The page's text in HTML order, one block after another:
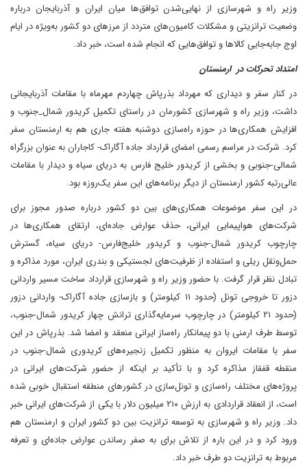
وزیر راه و شهرسازی از نهایی‌شدن توافق‌ها میان ایران و آذربایجان درباره
وضعیت ترانزیتی و مشکلات کامیون‌های متردد از مرزهای دو کشور به‌ویژه در ایام
اوج جابه‌جایی کالاها و توافق‌هایی که انجام شده است، خبر داد.
امتداد تحرکات در ارمنستان
در کنار سفر و دیداری که مهرداد بذرپاش چهاردم مهرماه با مقامات آذربایجانی
داشت، وزیر راه و شهرسازی کشورمان در راستای تکمیل کریدور شمال_جنوب و
افزایش همکاری‌ها در حوزه راه‌سازی دوشنبه هفته جاری هم به ارمنستان سفر
کرد. شرکت در مراسم رسمی امضای قرارداد جاده آگاراک- کاجاران به عنوان بزرگراه
شمالی-جنوبی و بخشی از کریدور خلیج فارس به دریای سیاه و دیدار با مقامات
عالی‌رتبه کشور ارمنستان از دیگر برنامه‌های این سفر یک‌روزه بود.
در این سفر موضوعات همکاری‌های بین دو کشور درباره صدور مجوز برای
شرکت‌های هواپیمایی ایرانی، حذف عوارض جاده‌ای، ارتقای همکاری‌ها در
چارچوب کریدور شمال-جنوب و کریدور خلیج‌فارس- دریای سیاه، گسترش
حمل‌ونقل ریلی و استفاده از ظرفیت‌های لجستیکی و بندری ایران، مورد مذاکره و
تبادل نظر قرار گرفت. با حضور وزیر راه و شهرسازی قرارداد ساخت مسیر واردانی
دزور تا خروجی تونل (حدود ۱۱ کیلومتر) و بازسازی جاده آگاراک- واردانی دزور
(حدود ۲۱ کیلومتر) در چارچوب سرمایه‌گذاری ترانش چهار کریدور شمال-جنوب،
توسط طرف ارمنی با دو پیمانکار راه‌ساز ایرانی منعقد و امضا شد. بذرپاش در این
سفر با مقامات ایروان به منظور تکمیل زنجیره‌های کریدوری شمال-جنوب در
منقطه قفقاز مذاکره کرد و با تأکید بر اینکه از حضور شرکت‌های ایرانی در
پروژه‌های مختلف راه‌سازی و تونل‌سازی در کشور‌های منطقه استقبال خوبی شده
است، از انعقاد قراردادی به ارزش ۲۱۰ میلیون دلار با یکی از شرکت‌های ایرانی خبر
داد. وزیر راه و شهرسازی به توسعه ترانزیت بین دو کشور ایران و ارمنستان هم
ورود کرد و در این باره از تلاش برای به صفر رساندن عوارض جاده‌ای و تعرفه
مربوط به ترانزیت دو طرف خبر داد.